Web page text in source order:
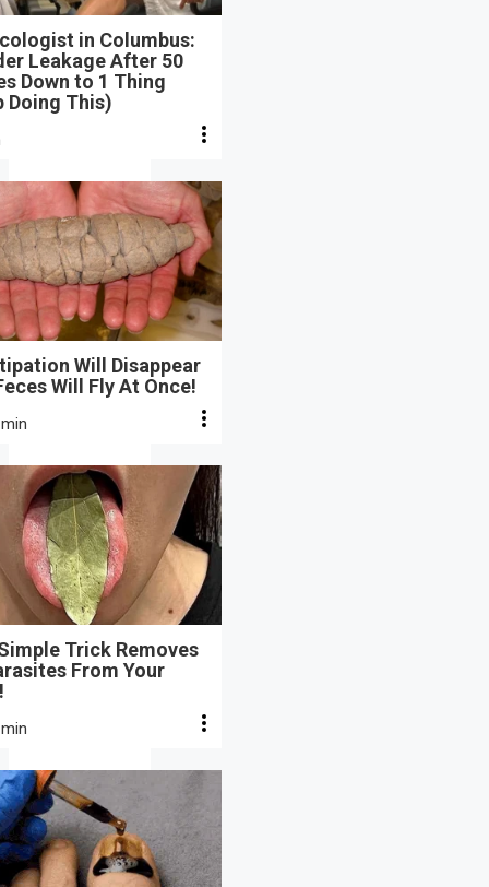
in Columbus:
Leakage After 50
Down to 1 Thing
Doing This)
Will Disappear
Will Fly At Once!
Trick Removes
From Your